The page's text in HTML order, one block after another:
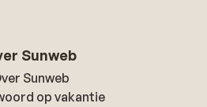
Sunweb
Sunweb
op vakantie